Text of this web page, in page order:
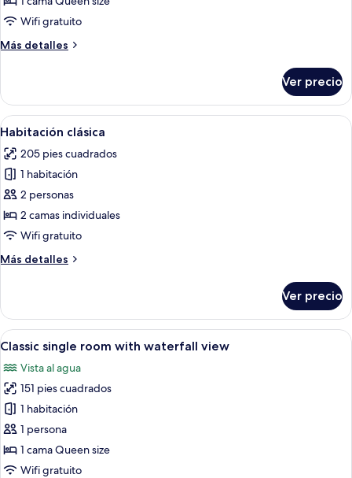
individual
(Forest
Wifi gratuito
Más detalles
Más
individual
clásica
(Forest
Ver precio
Abrir
todas
las
fotos
de
Habitación
clásica
Habitación de hotel con cama,
2
Habitación clásica
205 pies cuadrados
1 habitación
2 personas
2 camas individuales
Wifi gratuito
Más detalles
Más
clásica
Ver precio
Abrir
todas
las
fotos
de
Classic
single
room
Habitación de hotel con una cama
3
Classic single room with waterfall view
Vista al agua
151 pies cuadrados
1 habitación
1 persona
1 cama Queen size
Wifi gratuito